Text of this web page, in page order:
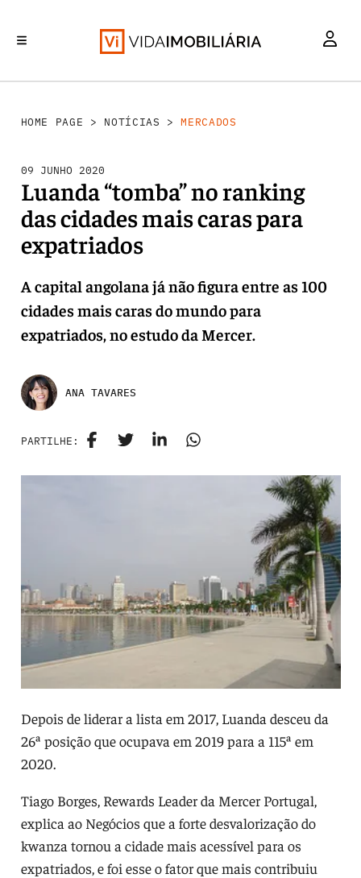
HOME PAGE > NOTÍCIAS >MERCADOS
09 JUNHO 2020
Luanda “tomba” no ranking
das cidades mais caras para
expatriados
A capital angolana já não figura entre as 100
cidades mais caras do mundo para
expatriados, no estudo da Mercer.
ANA TAVARES
PARTILHE:
Depois de liderar a lista em 2017, Luanda desceu da
26ª posição que ocupava em 2019 para a 115ª em
2020.
Tiago Borges, Rewards Leader da Mercer Portugal,
explica ao Negócios que a forte desvalorização do
kwanza tornou a cidade mais acessível para os
expatriados, e foi esse o fator que mais contribuiu